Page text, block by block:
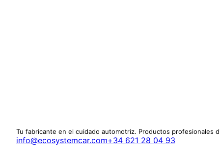
Tu fabricante en el cuidado automotriz. Productos profesionales
info@ecosystemcar.com+34 621 28 04 93